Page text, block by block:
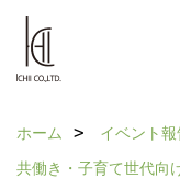
ホーム
イベント報
共働き・子育て世代